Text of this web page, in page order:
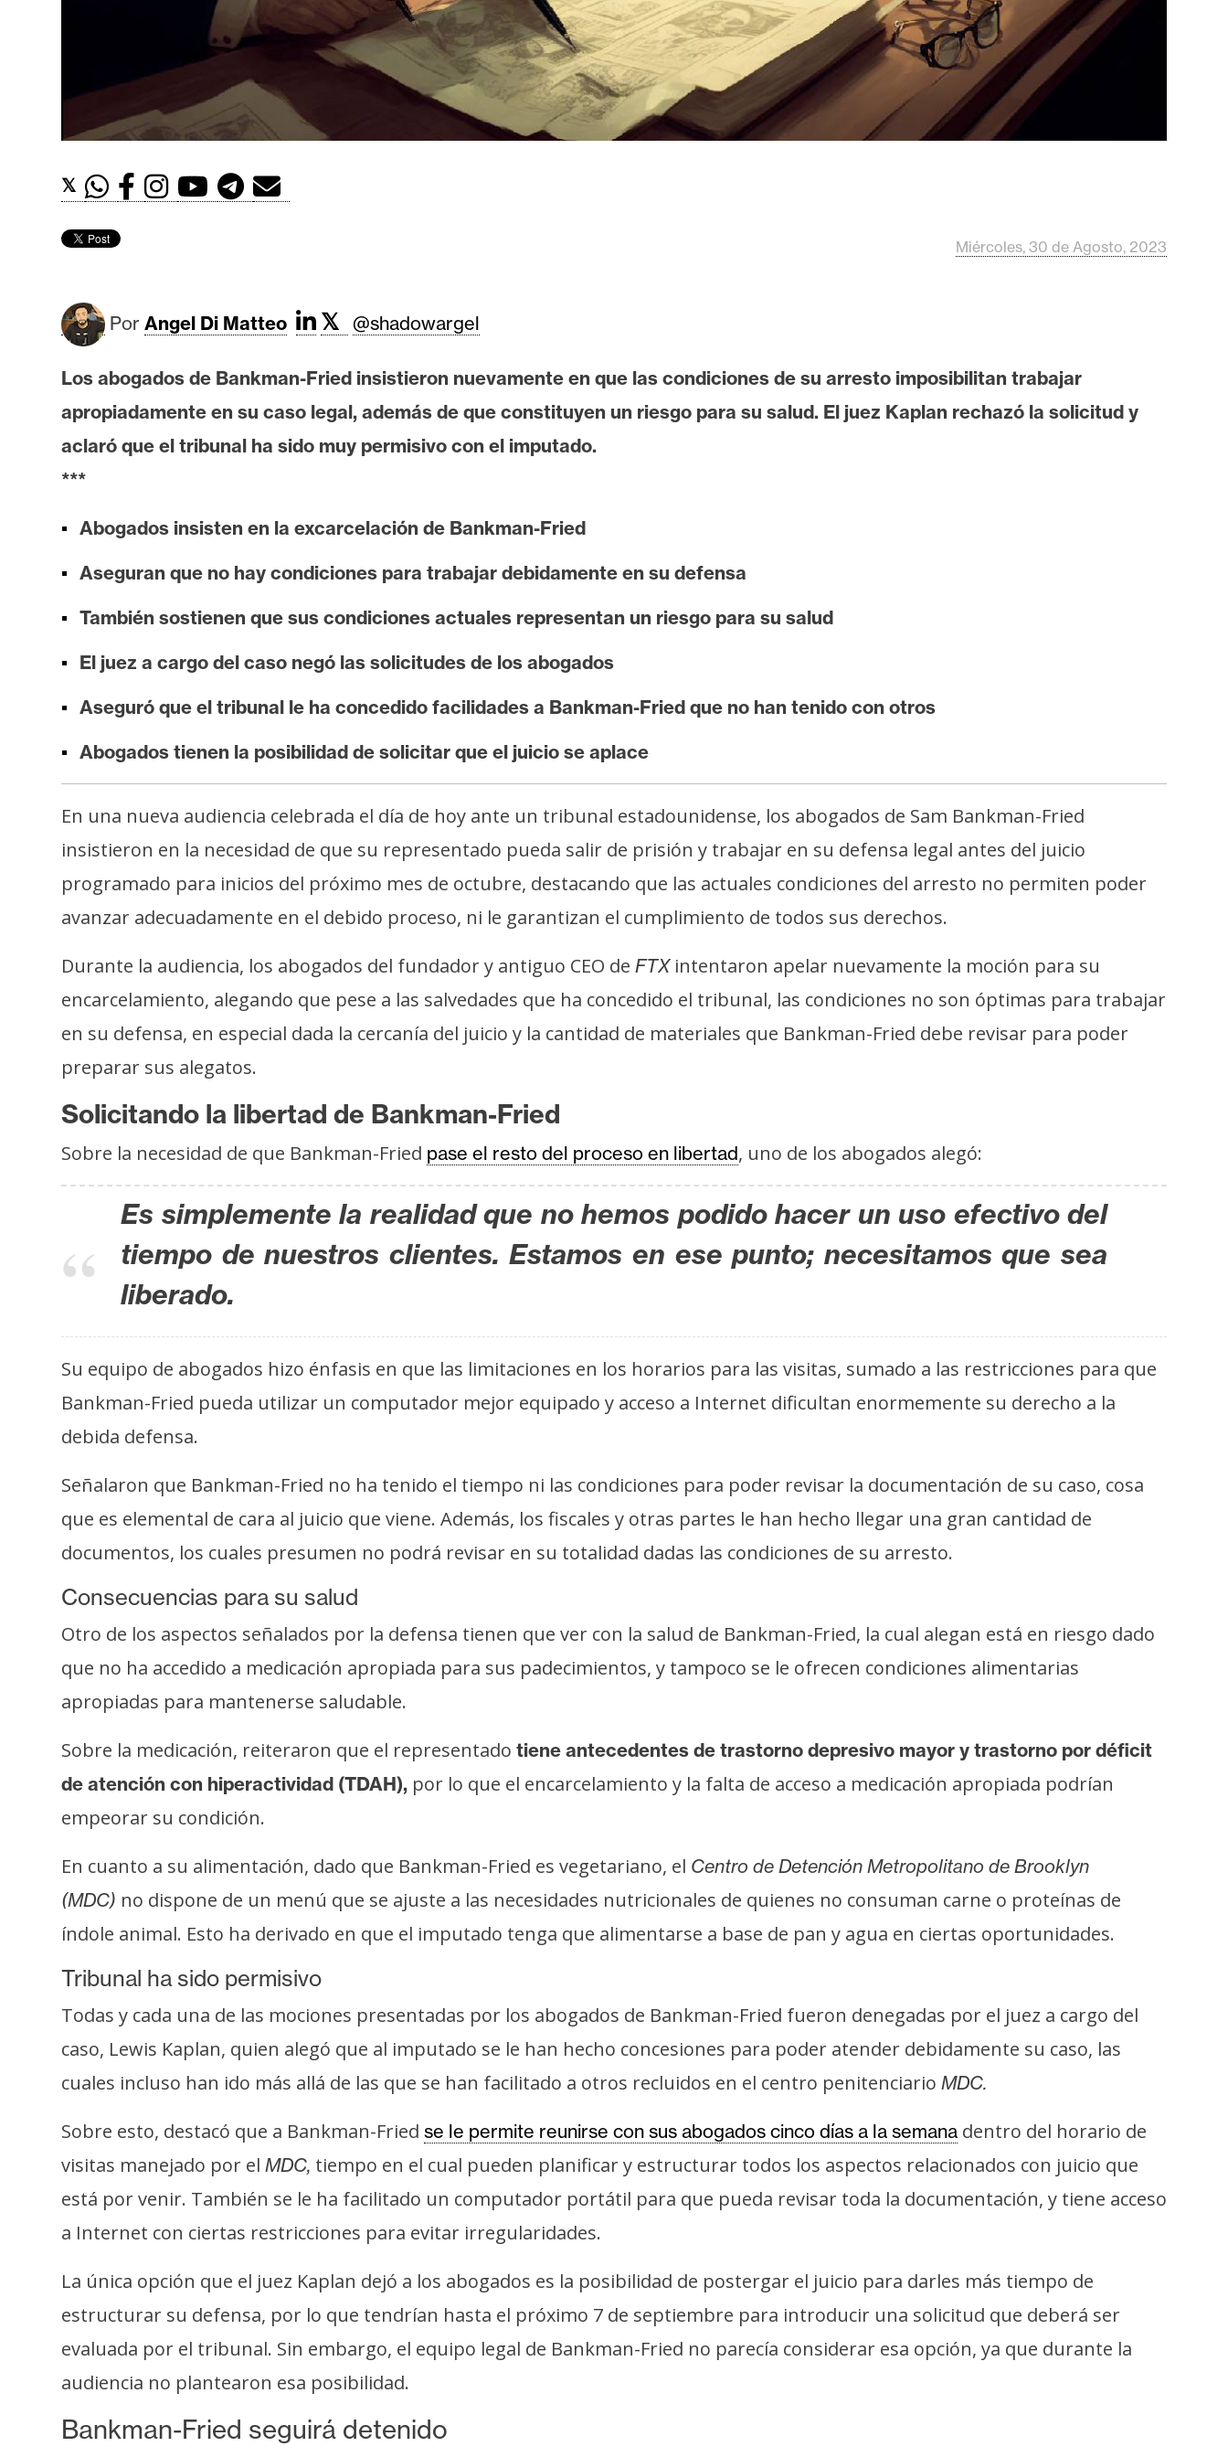
u
I
A
n
á
i
s
i
s
e
r
e
n
a
T
m
a
e
u
r
s
n
t
c
o
y
P
b
i
c
i
d
a
𝕏
Miércoles, 30 de Agosto, 2023
Por Angel Di Matteo 𝕏 @shadowargel
Los abogados de Bankman-Fried insistieron nuevamente en que las condiciones de su arresto imposibilitan trabajar
apropiadamente en su caso legal, además de que constituyen un riesgo para su salud. El juez Kaplan rechazó la solicitud y
aclaró que el tribunal ha sido muy permisivo con el imputado.
***
Abogados insisten en la excarcelación de Bankman-Fried
Aseguran que no hay condiciones para trabajar debidamente en su defensa
También sostienen que sus condiciones actuales representan un riesgo para su salud
El juez a cargo del caso negó las solicitudes de los abogados
Aseguró que el tribunal le ha concedido facilidades a Bankman-Fried que no han tenido con otros
Abogados tienen la posibilidad de solicitar que el juicio se aplace
En una nueva audiencia celebrada el día de hoy ante un tribunal estadounidense, los abogados de Sam Bankman-Fried
insistieron en la necesidad de que su representado pueda salir de prisión y trabajar en su defensa legal antes del juicio
programado para inicios del próximo mes de octubre, destacando que las actuales condiciones del arresto no permiten poder
avanzar adecuadamente en el debido proceso, ni le garantizan el cumplimiento de todos sus derechos.
Durante la audiencia, los abogados del fundador y antiguo CEO de FTXintentaron apelar nuevamente la moción para su
encarcelamiento, alegando que pese a las salvedades que ha concedido el tribunal, las condiciones no son óptimas para trabajar
en su defensa, en especial dada la cercanía del juicio y la cantidad de materiales que Bankman-Fried debe revisar para poder
preparar sus alegatos.
Solicitando la libertad de Bankman-Fried
Sobre la necesidad de que Bankman-Fried pase el resto del proceso en libertad, uno de los abogados alegó:
Es simplemente la realidad que no hemos podido hacer un uso efectivo del
tiempo de nuestros clientes. Estamos en ese punto; necesitamos que sea
liberado.
Su equipo de abogados hizo énfasis en que las limitaciones en los horarios para las visitas, sumado a las restricciones para que
Bankman-Fried pueda utilizar un computador mejor equipado y acceso a Internet dificultan enormemente su derecho a la
debida defensa.
Señalaron que Bankman-Fried no ha tenido el tiempo ni las condiciones para poder revisar la documentación de su caso, cosa
que es elemental de cara al juicio que viene. Además, los fiscales y otras partes le han hecho llegar una gran cantidad de
documentos, los cuales presumen no podrá revisar en su totalidad dadas las condiciones de su arresto.
Consecuencias para su salud
Otro de los aspectos señalados por la defensa tienen que ver con la salud de Bankman-Fried, la cual alegan está en riesgo dado
que no ha accedido a medicación apropiada para sus padecimientos, y tampoco se le ofrecen condiciones alimentarias
apropiadas para mantenerse saludable.
Sobre la medicación, reiteraron que el representado tiene antecedentes de trastorno depresivo mayor y trastorno por déficit
de atención con hiperactividad (TDAH), por lo que el encarcelamiento y la falta de acceso a medicación apropiada podrían
empeorar su condición.
En cuanto a su alimentación, dado que Bankman-Fried es vegetariano, el Centro de Detención Metropolitano de Brooklyn
(MDC) no dispone de un menú que se ajuste a las necesidades nutricionales de quienes no consuman carne o proteínas de
índole animal. Esto ha derivado en que el imputado tenga que alimentarse a base de pan y agua en ciertas oportunidades.
Tribunal ha sido permisivo
Todas y cada una de las mociones presentadas por los abogados de Bankman-Fried fueron denegadas por el juez a cargo del
caso, Lewis Kaplan, quien alegó que al imputado se le han hecho concesiones para poder atender debidamente su caso, las
cuales incluso han ido más allá de las que se han facilitado a otros recluidos en el centro penitenciario MDC.
Sobre esto, destacó que a Bankman-Fried se le permite reunirse con sus abogados cinco días a la semana dentro del horario de
visitas manejado por el MDC, tiempo en el cual pueden planificar y estructurar todos los aspectos relacionados con juicio que
está por venir. También se le ha facilitado un computador portátil para que pueda revisar toda la documentación, y tiene acceso
a Internet con ciertas restricciones para evitar irregularidades.
La única opción que el juez Kaplan dejó a los abogados es la posibilidad de postergar el juicio para darles más tiempo de
estructurar su defensa, por lo que tendrían hasta el próximo 7 de septiembre para introducir una solicitud que deberá ser
evaluada por el tribunal. Sin embargo, el equipo legal de Bankman-Fried no parecía considerar esa opción, ya que durante la
audiencia no plantearon esa posibilidad.
Bankman-Fried seguirá detenido